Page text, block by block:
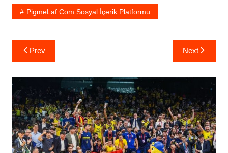
PigmeLaf.com Sosyal İçerik Platformu
Yazı
gezinmesi
Prev Next